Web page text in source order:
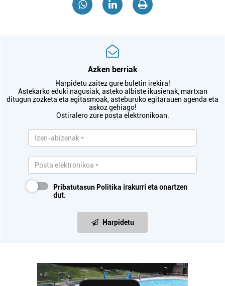
Azken berriak
Harpidetu zaitez gure buletin irekira!
Astekarko eduki nagusiak, asteko albiste ikusienak, martxan
ditugun zozketa eta egitasmoak, asteburuko egitarauen agenda eta
askoz gehiago!
Ostiralero zure posta elektronikoan.
Pribatutasun Politika irakurri eta onartzen
dut.
Harpidetu